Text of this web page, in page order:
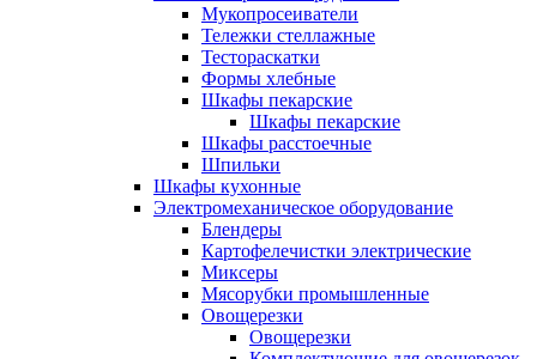
Мукопросеиватели
Тележки стеллажные
Тестораскатки
Формы хлебные
Шкафы пекарские
Шкафы пекарские
Шкафы расстоечные
Шпильки
Шкафы кухонные
Электромеханическое оборудование
Блендеры
Картофелечистки электрические
Миксеры
Мясорубки промышленные
Овощерезки
Овощерезки